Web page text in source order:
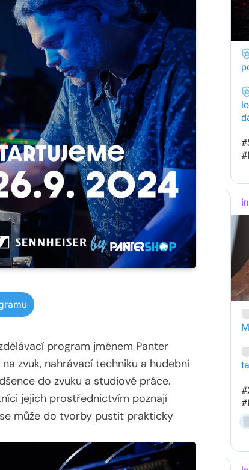
program jménem Panter
zvuk, nahrávací techniku a hudební
do zvuku a studiové práce.
jejich prostřednictvím poznají
může do tvorby pustit prakticky